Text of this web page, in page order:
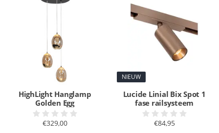
HighLight Hanglamp
Golden Egg
€329,00
NIEUW
Lucide Linial Bix Spot 1
fase railsysteem
€84,95